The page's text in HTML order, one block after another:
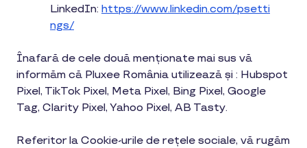
LinkedIn: https://www.linkedin.com/psetti
ngs/
Înafară de cele două menționate mai sus vă
informăm că Pluxee România utilizează și : Hubspot
Pixel, TikTok Pixel, Meta Pixel, Bing Pixel, Google
Tag, Clarity Pixel, Yahoo Pixel, AB Tasty.
Referitor la Cookie-urile de rețele sociale, vă rugăm